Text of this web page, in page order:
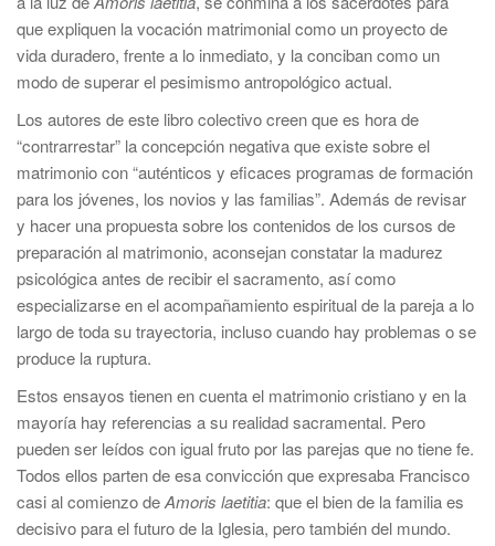
que expliquen la vocación matrimonial como un proyecto de
vida duradero, frente a lo inmediato, y la conciban como un
modo de superar el pesimismo antropológico actual.
Los autores de este libro colectivo creen que es hora de
“contrarrestar” la concepción negativa que existe sobre el
matrimonio con “auténticos y eficaces programas de formación
para los jóvenes, los novios y las familias”. Además de revisar
y hacer una propuesta sobre los contenidos de los cursos de
preparación al matrimonio, aconsejan constatar la madurez
psicológica antes de recibir el sacramento, así como
especializarse en el acompañamiento espiritual de la pareja a lo
largo de toda su trayectoria, incluso cuando hay problemas o se
produce la ruptura.
Estos ensayos tienen en cuenta el matrimonio cristiano y en la
mayoría hay referencias a su realidad sacramental. Pero
pueden ser leídos con igual fruto por las parejas que no tiene fe.
Todos ellos parten de esa convicción que expresaba Francisco
casi al comienzo deAmoris laetitia: que el bien de la familia es
decisivo para el futuro de la Iglesia, pero también del mundo.